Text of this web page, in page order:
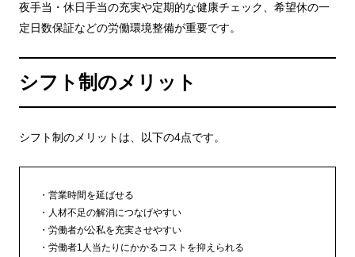
夜手当・休日手当の充実や定期的な健康チェック、希望休の一
定日数保証などの労働環境整備が重要です。
シフト制のメリット
シフト制のメリットは、以下の4点です。
営業時間を延ばせる
人材不足の解消につなげやすい
労働者が公私を充実させやすい
労働者1人当たりにかかるコストを抑えられる